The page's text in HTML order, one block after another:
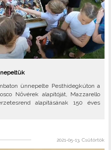
ünnepelte Pesthidegkúton a
Nővérek alapítóját, Mazzarello
alapításának 150 éves
2021-05-13, Csütörtök